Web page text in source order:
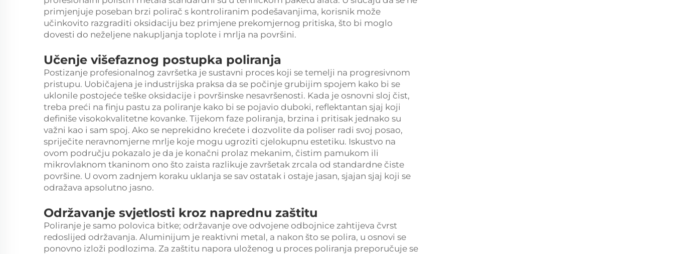
primjenjuje poseban brzi polirač s kontroliranim podešavanjima, korisnik može
učinkovito razgraditi oksidaciju bez primjene prekomjernog pritiska, što bi moglo
dovesti do neželjene nakupljanja toplote i mrlja na površini.
Učenje višefaznog postupka poliranja
Postizanje profesionalnog završetka je sustavni proces koji se temelji na progresivnom
pristupu. Uobičajena je industrijska praksa da se počinje grubijim spojem kako bi se
uklonile postojeće teške oksidacije i površinske nesavršenosti. Kada je osnovni sloj čist,
treba preći na finju pastu za poliranje kako bi se pojavio duboki, reflektantan sjaj koji
definiše visokokvalitetne kovanke. Tijekom faze poliranja, brzina i pritisak jednako su
važni kao i sam spoj. Ako se neprekidno krećete i dozvolite da poliser radi svoj posao,
spriječite neravnomjerne mrlje koje mogu ugroziti cjelokupnu estetiku. Iskustvo na
ovom području pokazalo je da je konačni prolaz mekanim, čistim pamukom ili
mikrovlaknom tkaninom ono što zaista razlikuje završetak zrcala od standardne čiste
površine. U ovom zadnjem koraku uklanja se sav ostatak i ostaje jasan, sjajan sjaj koji se
odražava apsolutno jasno.
Održavanje svjetlosti kroz naprednu zaštitu
Poliranje je samo polovica bitke; održavanje ove odvojene odbojnice zahtijeva čvrst
redoslijed održavanja. Aluminijum je reaktivni metal, a nakon što se polira, u osnovi se
ponovno izloži podlozima. Za zaštitu napora uloženog u proces poliranja preporučuje se